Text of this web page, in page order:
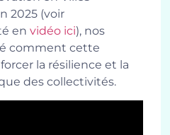
2025 (voir
envidéo ici), nos
comment cette
la résilience et la
des collectivités.